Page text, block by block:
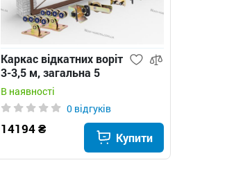
Каркас відкатних воріт
3-3,5 м, загальна 5
метрів з квадратною
противагою
В наявності
0 відгуків
14194 ₴
Купити